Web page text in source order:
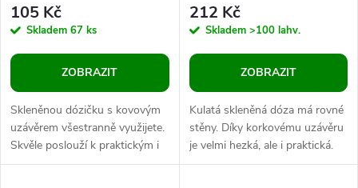
105 Kč
Skladem 67 ks
ZOBRAZIT
Skleněnou dózičku s kovovým
uzávěrem všestranně využijete.
Skvěle poslouží k praktickým i
dekoračním účelům.
212 Kč
Skladem >100 lahv.
ZOBRAZIT
Kulatá skleněná dóza má rovné
stěny. Díky korkovému uzávěru
je velmi hezká, ale i praktická.
Můžete do ní naaranžovat písek